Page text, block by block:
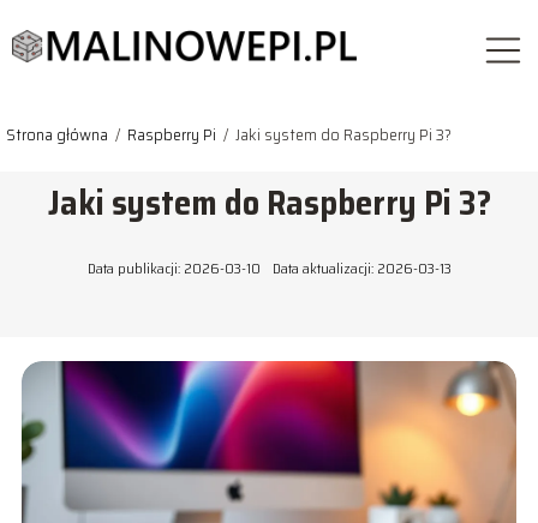
Strona główna / Raspberry Pi / Jaki system do Raspberry Pi 3?
Jaki system do Raspberry Pi 3?
Data publikacji: 2026-03-10 Data aktualizacji: 2026-03-13